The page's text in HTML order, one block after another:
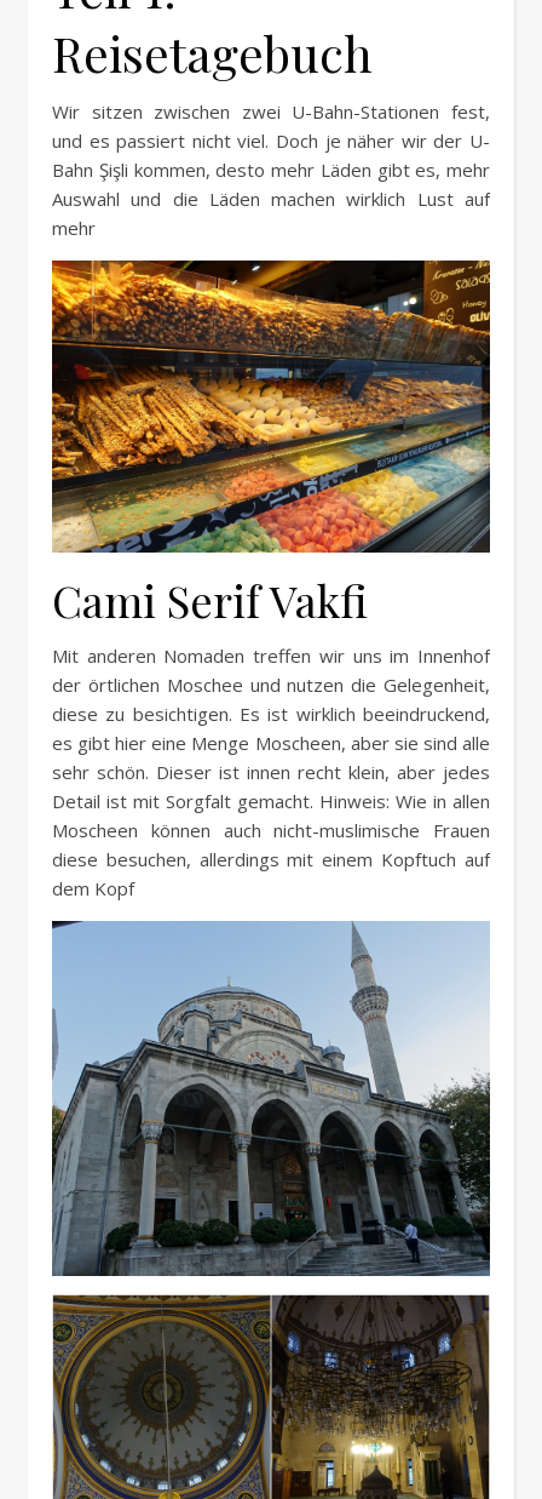
Reisetagebuch
Wir sitzen zwischen zwei U-Bahn-Stationen fest,
und es passiert nicht viel. Doch je näher wir der U-
Bahn Şişli kommen, desto mehr Läden gibt es, mehr
Auswahl und die Läden machen wirklich Lust auf
mehr
Cami Serif Vakfi
Mit anderen Nomaden treffen wir uns im Innenhof
der örtlichen Moschee und nutzen die Gelegenheit,
diese zu besichtigen. Es ist wirklich beeindruckend,
es gibt hier eine Menge Moscheen, aber sie sind alle
sehr schön. Dieser ist innen recht klein, aber jedes
Detail ist mit Sorgfalt gemacht. Hinweis: Wie in allen
Moscheen können auch nicht-muslimische Frauen
diese besuchen, allerdings mit einem Kopftuch auf
dem Kopf